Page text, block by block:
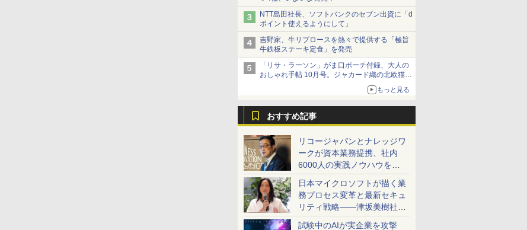
NTT島田社長、ソフトバンクのセブン出資に「d
ポイント使えるようにして」
吉野家、牛リブロースを熱々で提供する「極旨
牛鉄板ステーキ定食」を発売
「リサ・ラーソン」がま口ポーチ付録、大人の
おしゃれ手帖 10月号。ジャカード織の北欧猫デ
もっと見る
おすすめ記事
リコージャパンとナレッジワ
ークが資本業務提携、社内
6000人の実践ノウハウを生
かした「AI商談記録 for
RICOH」を展開へ
日本マイクロソフトが描く業
務プロセス変革と最新セキュ
リティ戦略――津坂美樹社長
が2027年度戦略を説明
試験中のAIが実企業を攻撃